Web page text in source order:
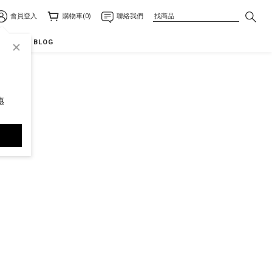
會員登入 購物車(0) 聯絡我們
odd BLOG